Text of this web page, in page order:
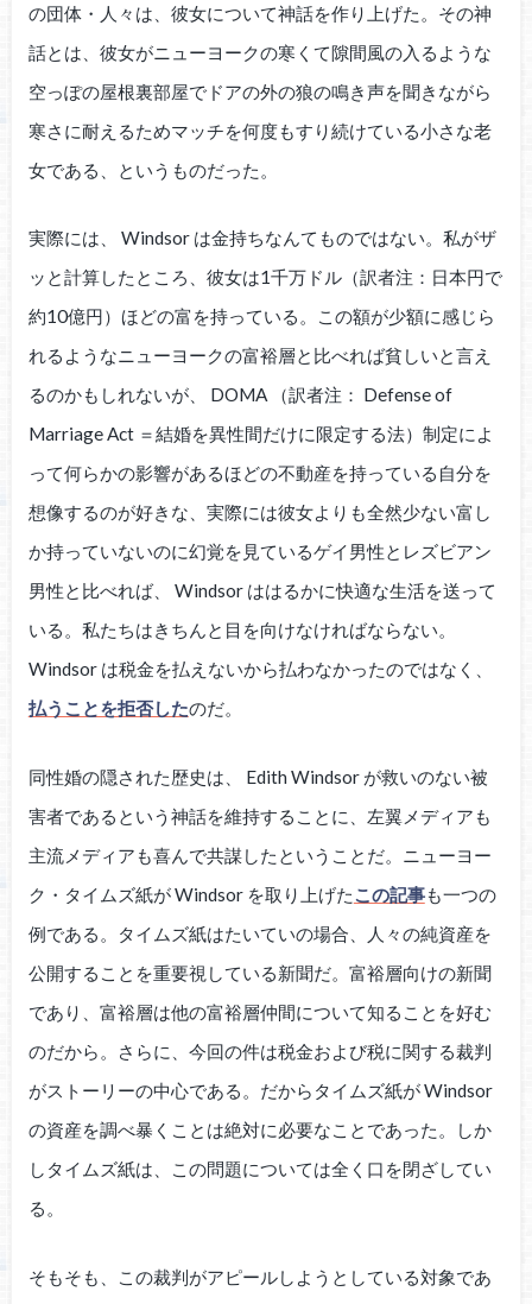
の団体・人々は、彼女について神話を作り上げた。その神
話とは、彼女がニューヨークの寒くて隙間風の入るような
空っぽの屋根裏部屋でドアの外の狼の鳴き声を聞きながら
寒さに耐えるためマッチを何度もすり続けている小さな老
女である、というものだった。
実際には、 Windsor は金持ちなんてものではない。私がザ
ッと計算したところ、彼女は1千万ドル（訳者注：日本円で
約10億円）ほどの富を持っている。この額が少額に感じら
れるようなニューヨークの富裕層と比べれば貧しいと言え
るのかもしれないが、 DOMA （訳者注： Defense of
Marriage Act ＝結婚を異性間だけに限定する法）制定によ
って何らかの影響があるほどの不動産を持っている自分を
想像するのが好きな、実際には彼女よりも全然少ない富し
か持っていないのに幻覚を見ているゲイ男性とレズビアン
男性と比べれば、 Windsor ははるかに快適な生活を送って
いる。私たちはきちんと目を向けなければならない。
Windsor は税金を払えないから払わなかったのではなく、
払うことを拒否したのだ。
同性婚の隠された歴史は、 Edith Windsor が救いのない被
害者であるという神話を維持することに、左翼メディアも
主流メディアも喜んで共謀したということだ。ニューヨー
ク・タイムズ紙が Windsor を取り上げたこの記事も一つの
例である。タイムズ紙はたいていの場合、人々の純資産を
公開することを重要視している新聞だ。富裕層向けの新聞
であり、富裕層は他の富裕層仲間について知ることを好む
のだから。さらに、今回の件は税金および税に関する裁判
がストーリーの中心である。だからタイムズ紙が Windsor
の資産を調べ暴くことは絶対に必要なことであった。しか
しタイムズ紙は、この問題については全く口を閉ざしてい
る。
そもそも、この裁判がアピールしようとしている対象であ